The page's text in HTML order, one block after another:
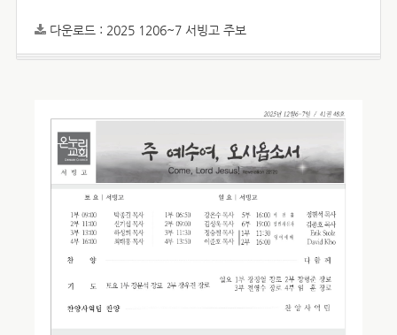
다운로드 : 2025 1206~7 서빙고 주보